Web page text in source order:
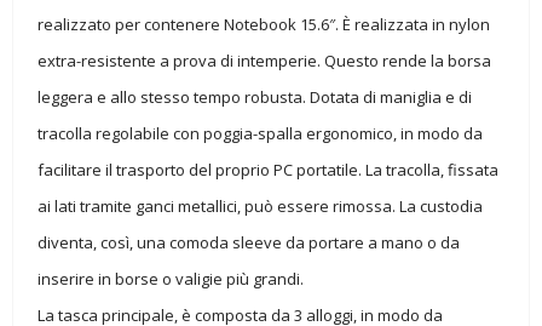
realizzato per contenere Notebook 15.6″. È realizzata in nylon
extra-resistente a prova di intemperie. Questo rende la borsa
leggera e allo stesso tempo robusta. Dotata di maniglia e di
tracolla regolabile con poggia-spalla ergonomico, in modo da
facilitare il trasporto del proprio PC portatile. La tracolla, fissata
ai lati tramite ganci metallici, può essere rimossa. La custodia
diventa, così, una comoda sleeve da portare a mano o da
inserire in borse o valigie più grandi.
La tasca principale, è composta da 3 alloggi, in modo da